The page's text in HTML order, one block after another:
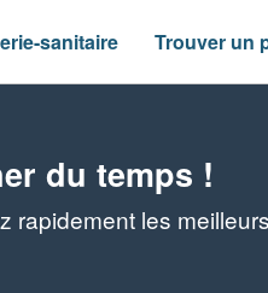
sanitaire Trouver un
du temps !
rapidement les